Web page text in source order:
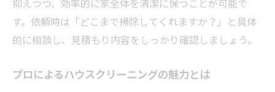
抑えつつ、効率的に家全体を清潔に保つことが可能で
す。依頼時は「どこまで掃除してくれますか？」と具体
的に相談し、見積もり内容をしっかり確認しましょう。
プロによるハウスクリーニングの魅力とは